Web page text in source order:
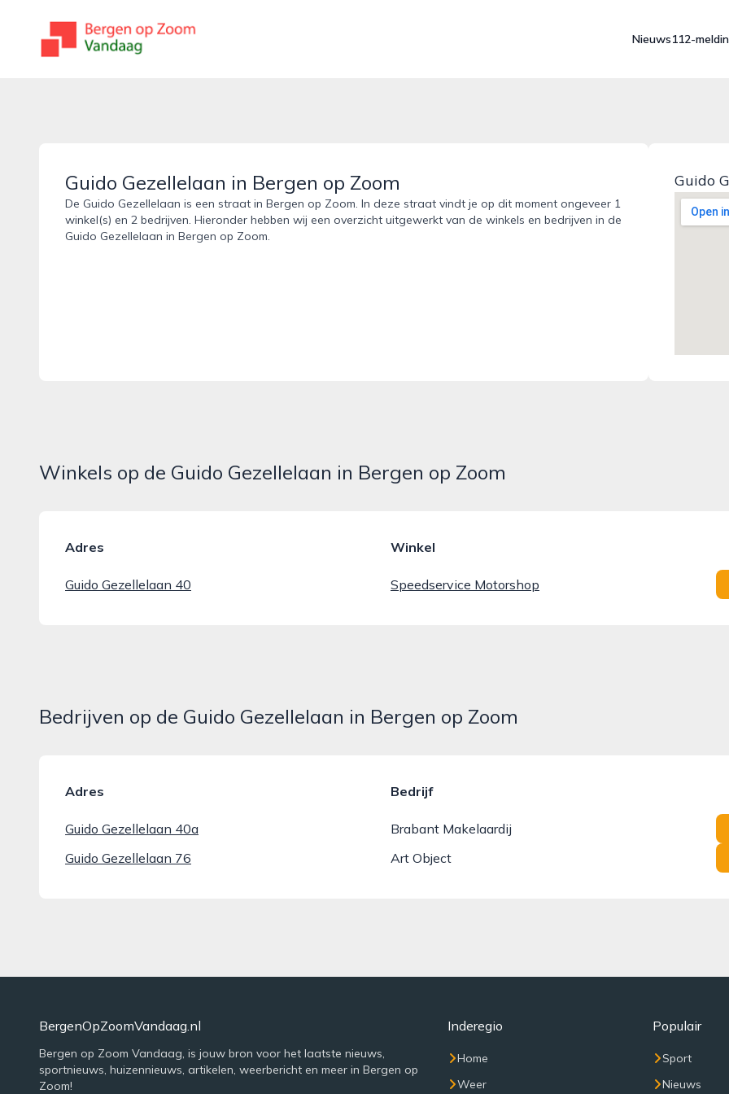
bergenopzoomvandaag.nl
Nieuws112-
Guido Gezellelaan in Bergen op Zoom
De Guido Gezellelaan is een straat in Bergen op Zoom. In deze straat vindt je op dit moment ongeveer 1
winkel(s) en 2 bedrijven. Hieronder hebben wij een overzicht uitgewerkt van de winkels en bedrijven in de
Guido Gezellelaan in Bergen op Zoom.
Guido
Winkels op de Guido Gezellelaan in Bergen op Zoom
Adres Winkel
Guido Gezellelaan 40 Speedservice Motorshop
Bedrijven op de Guido Gezellelaan in Bergen op Zoom
Adres Bedrijf
Guido Gezellelaan 40a Brabant Makelaardij
Guido Gezellelaan 76 Art Object
BergenOpZoomVandaag.nl
Bergen op Zoom Vandaag, is jouw bron voor het laatste nieuws,
sportnieuws, huizennieuws, artikelen, weerbericht en meer in Bergen op
Zoom!
Inderegio
Home
Weer
Populair
Sport
Nieuws